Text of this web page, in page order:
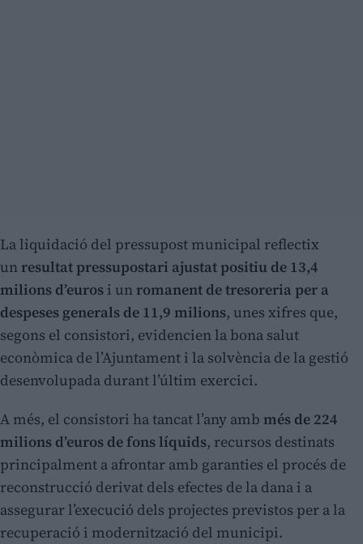
La liquidació del pressupost municipal reflectix
unresultat pressupostari ajustat positiu de 13,4
milions d’euros i unromanent de tresoreria per a
despeses generals de 11,9 milions, unes xifres que,
segons el consistori, evidencien la bona salut
econòmica de l’Ajuntament i la solvència de la gestió
desenvolupada durant l’últim exercici.
A més, el consistori ha tancat l’any amb més de 224
milions d’euros de fons líquids, recursos destinats
principalment a afrontar amb garanties el procés de
reconstrucció derivat dels efectes de la dana i a
assegurar l’execució dels projectes previstos per a la
recuperació i modernització del municipi.